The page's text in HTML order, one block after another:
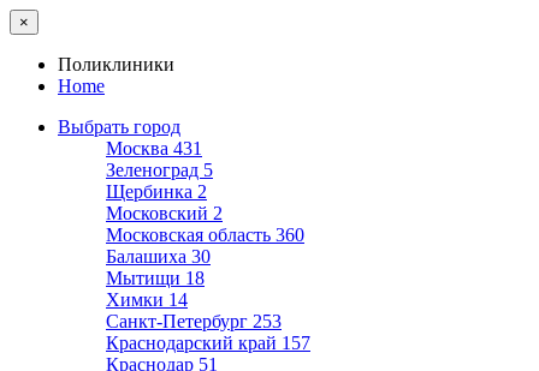
×
Поликлиники
Home
Выбрать город
Москва 431
Зеленоград 5
Щербинка 2
Московский 2
Московская область 360
Балашиха 30
Мытищи 18
Химки 14
Санкт-Петербург 253
Краснодарский край 157
Краснодар 51